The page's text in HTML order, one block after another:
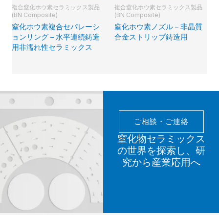
複合窒化ホウ素セラミックス製品
(BN Composite)
窒化ホウ素複合セパレーシ
ョンリング – 水平連続鋳造
用非濡れ性セラミックス
複合窒化ホウ素セラミックス製品
(BN Composite)
窒化ホウ素ノズル – 非晶質
合金ストリップ鋳造用
ご相談・ご連絡
窒化物セラミックス
の世界を探索し、研
究から産業応用へ